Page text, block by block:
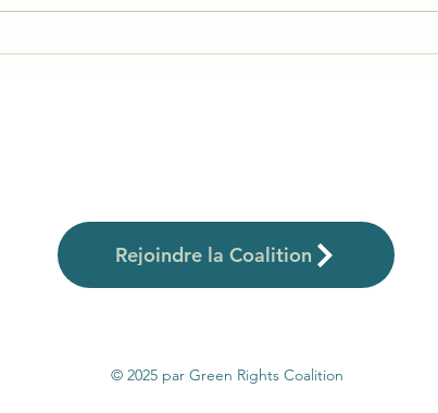
Rejoindre la Coalition
© 2025 par Green Rights Coalition